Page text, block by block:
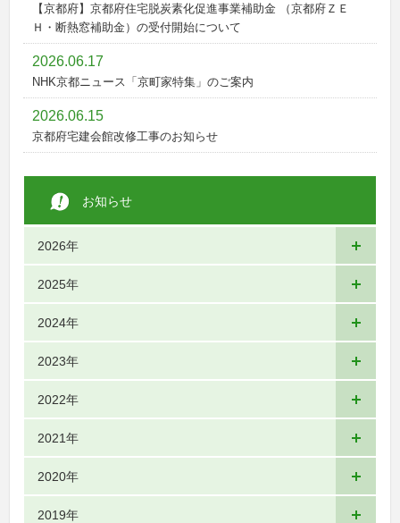
【京都府】京都府住宅脱炭素化促進事業補助金 （京都府ＺＥ
Ｈ・断熱窓補助金）の受付開始について
2026.06.17
NHK京都ニュース「京町家特集」のご案内
2026.06.15
京都府宅建会館改修工事のお知らせ
令和8年度宅地建物取引士資格試験のご案内
お知らせ
2026年
2025年
2024年
2023年
2022年
2021年
2020年
2019年